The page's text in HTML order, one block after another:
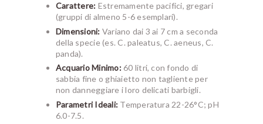
Carattere: Estremamente pacifici, gregari
(gruppi di almeno 5-6 esemplari).
Dimensioni: Variano dai 3 ai 7 cm a seconda
della specie (es. C. paleatus, C. aeneus, C.
panda).
Acquario Minimo:60 litri, con fondo di
sabbia fine o ghiaietto non tagliente per
non danneggiare i loro delicati barbigli.
Parametri Ideali: Temperatura 22-26°C; pH
6.0-7.5.